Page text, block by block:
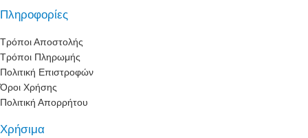
Πληροφορίες
Τρόποι Αποστολής
Τρόποι Πληρωμής
Πολιτική Επιστροφών
Όροι Χρήσης
Πολιτική Απορρήτου
Χρήσιμα